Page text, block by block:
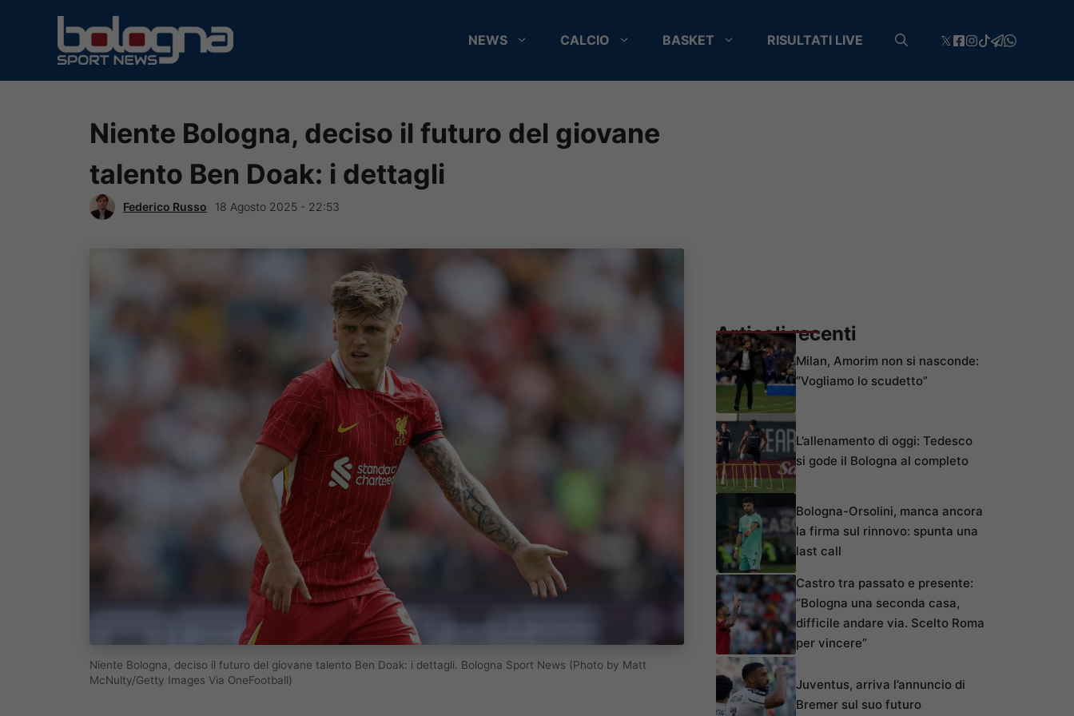
contenuto
NEWS CALCIO BASKET RISULTATI LIVE
Niente Bologna, deciso il futuro del giovane
talento Ben Doak: i dettagli
Federico Russo 18 Agosto 2025 - 22:53
Niente Bologna, deciso il futuro del giovane talento Ben Doak: i dettagli. Bologna Sport News (Photo by Matt
McNulty/Getty Images Via OneFootball)
Articoli recenti
Milan, Amorim non si nasconde:
“Vogliamo lo scudetto”
L’allenamento di oggi: Tedesco
si gode il Bologna al completo
Bologna-Orsolini, manca ancora
la firma sul rinnovo: spunta una
last call
Castro tra passato e presente:
“Bologna una seconda casa,
difficile andare via. Scelto Roma
per vincere”
Juventus, arriva l’annuncio di
Bremer sul suo futuro